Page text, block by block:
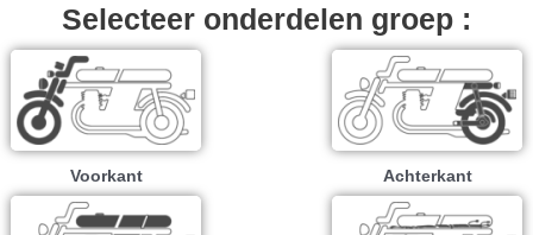
Selecteer onderdelen groep :
Voorkant Achterkant